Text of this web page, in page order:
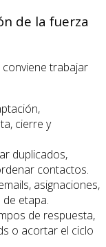
de la fuerza
trabajar
cierre y
duplicados,
contactos.
asignaciones,
etapa.
de respuesta,
o acortar el ciclo